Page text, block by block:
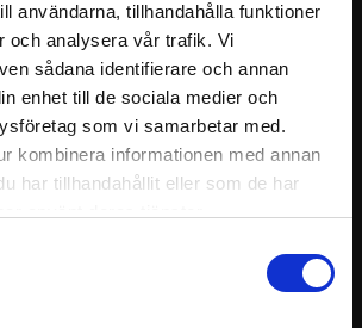
användarna, tillhandahålla funktioner
och analysera vår trafik. Vi
sådana identifierare och annan
enhet till de sociala medier och
som vi samarbetar med.
kombinera informationen med annan
har tillhandahållit eller som de har
info@krekolas.se
Org.nr: 556720-6890
KONTAKTA OSS